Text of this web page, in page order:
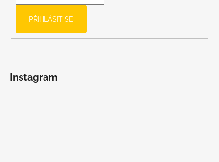
PŘIHLÁSIT SE
Instagram